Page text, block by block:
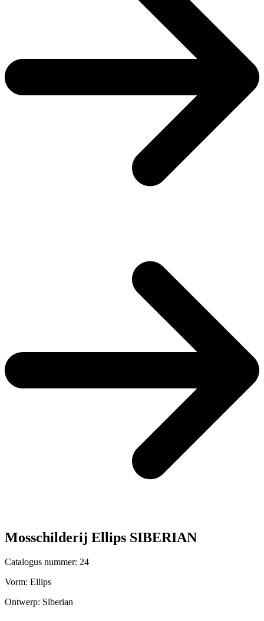
Mosschilderij Ellips SIBERIAN
Catalogus nummer: 24
Vorm: Ellips
Ontwerp: Siberian